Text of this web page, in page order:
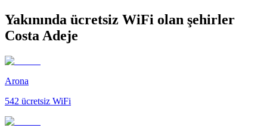
Yakınında ücretsiz WiFi olan şehirler
Costa Adeje
Arona
542 ücretsiz WiFi